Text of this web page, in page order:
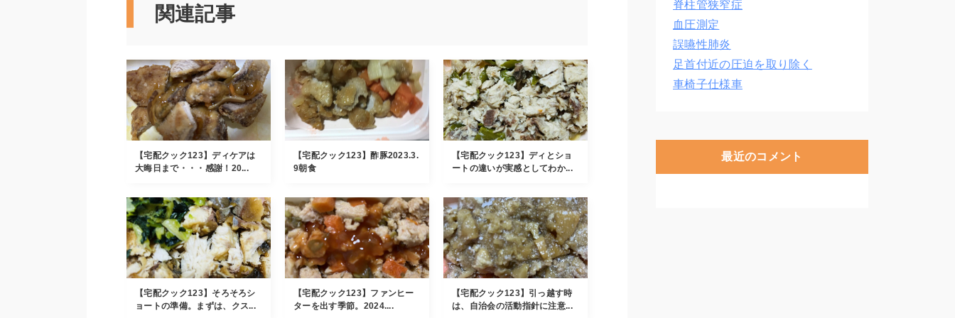
関連記事
【宅配クック123】ディケアは
大晦日まで・・・感謝！20...
【宅配クック123】酢豚2023.3.
9朝食
【宅配クック123】ディとショ
ートの違いが実感としてわか...
【宅配クック123】そろそろシ
ョートの準備。まずは、クス...
【宅配クック123】ファンヒー
ターを出す季節。2024....
【宅配クック123】引っ越す時
は、自治会の活動指針に注意...
脊柱管狭窄症
血圧測定
誤嚥性肺炎
足首付近の圧迫を取り除く
車椅子仕様車
最近のコメント